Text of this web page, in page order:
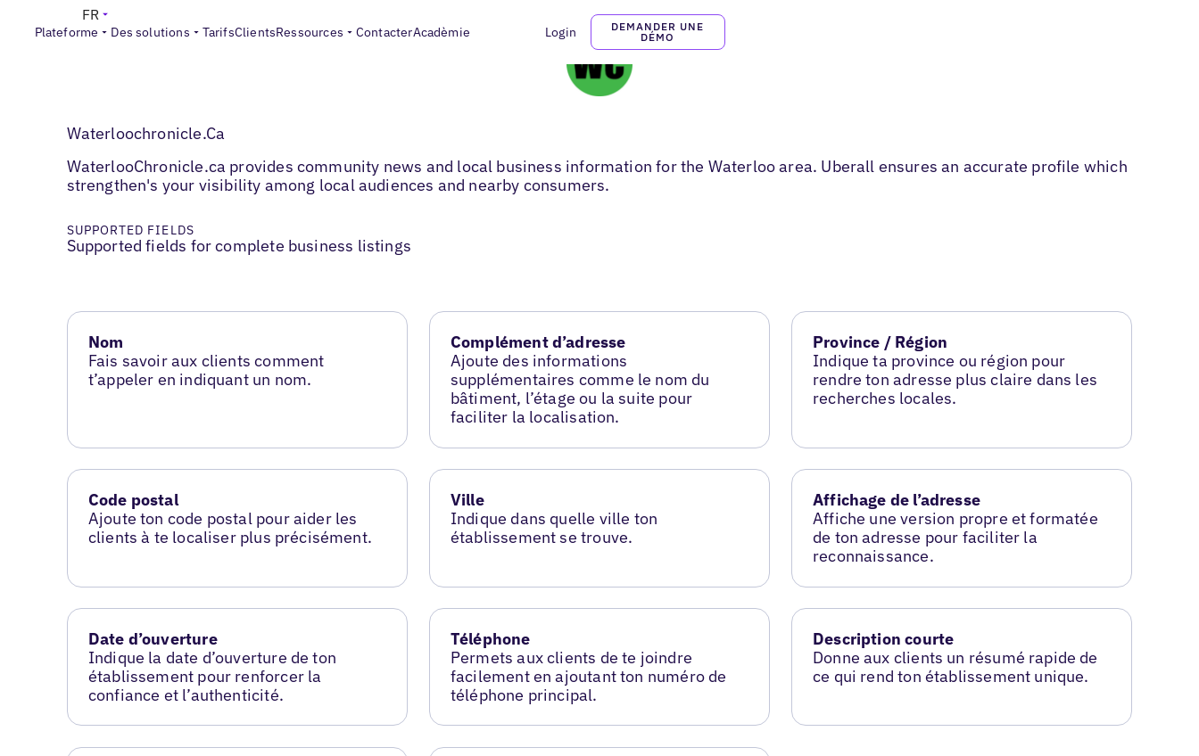
Plateforme Des solutions TarifsClientsRessources ContacterAcadèmie Login
DEMANDER UNE
DÉMO
FR
Waterloochronicle.Ca
WaterlooChronicle.ca provides community news and local business information for the Waterloo area. Uberall ensures an accurate profile which
strengthen's your visibility among local audiences and nearby consumers.
SUPPORTED FIELDS
Supported fields for complete business listings
Nom
Fais savoir aux clients comment
t’appeler en indiquant un nom.
Complément d’adresse
Ajoute des informations
supplémentaires comme le nom du
bâtiment, l’étage ou la suite pour
faciliter la localisation.
Province / Région
Indique ta province ou région pour
rendre ton adresse plus claire dans les
recherches locales.
Code postal
Ajoute ton code postal pour aider les
clients à te localiser plus précisément.
Ville
Indique dans quelle ville ton
établissement se trouve.
Affichage de l’adresse
Affiche une version propre et formatée
de ton adresse pour faciliter la
reconnaissance.
Date d’ouverture
Indique la date d’ouverture de ton
établissement pour renforcer la
confiance et l’authenticité.
Téléphone
Permets aux clients de te joindre
facilement en ajoutant ton numéro de
téléphone principal.
Description courte
Donne aux clients un résumé rapide de
ce qui rend ton établissement unique.